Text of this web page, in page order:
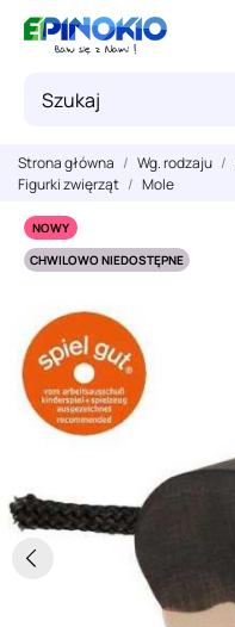
Strona główna Wg. rodzaju
Figurki zwięrząt
Mole
NOWY
CHWILOWO NIEDOSTĘPNE